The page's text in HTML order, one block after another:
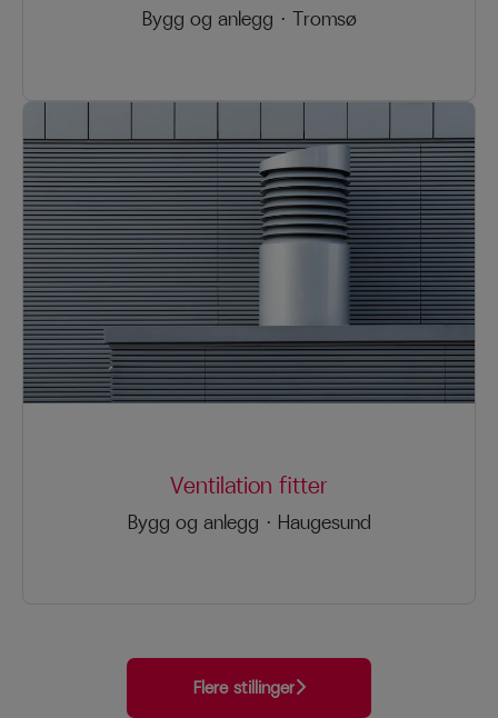
Bygg og anlegg · Tromsø
Ventilation fitter
Bygg og anlegg · Haugesund
Flere stillinger